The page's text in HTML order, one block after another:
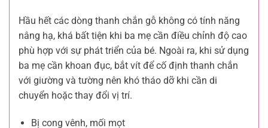
Hầu hết các dòng thanh chắn gỗ không có tính năng
nâng hạ, khá bất tiện khi ba mẹ cần điều chỉnh độ cao
phù hợp với sự phát triển của bé. Ngoài ra, khi sử dụng
ba mẹ cần khoan đục, bắt vít để cố định thanh chắn
với giường và tường nên khó tháo dỡ khi cần di
chuyển hoặc thay đổi vị trí.
Bị cong vênh, mối mọt